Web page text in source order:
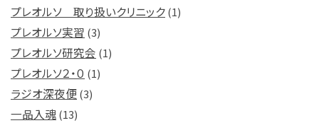
プレオルソ 取り扱いクリニック(1)
プレオルソ実習 (3)
プレオルソ研究会 (1)
プレオルソ２・０ (1)
ラジオ深夜便(3)
一品入魂(13)